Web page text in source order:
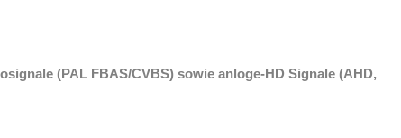
(PAL FBAS/CVBS) sowie anloge-HD Signale (AHD,